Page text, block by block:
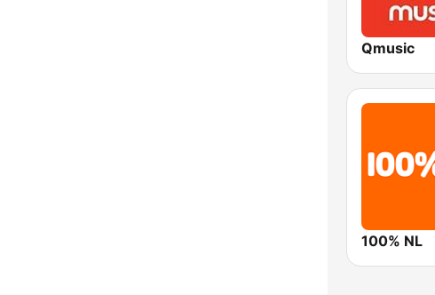
Qmusic
100% NL